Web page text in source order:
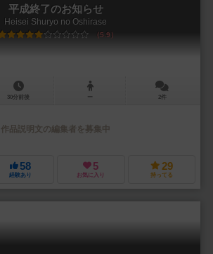
平成終了のお知らせ
Heisei Shuryo no Oshirase
5.9
30分前後 ー 2件
作品説明文の編集者を募集中
58
経験あり
5
お気に入り
29
持ってる